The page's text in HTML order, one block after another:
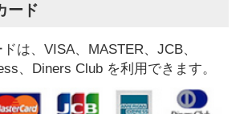
ード
は、VISA、MASTER、JCB、
、Diners Club を利用できます。